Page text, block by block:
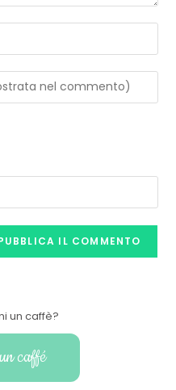
un caffè?
caffé